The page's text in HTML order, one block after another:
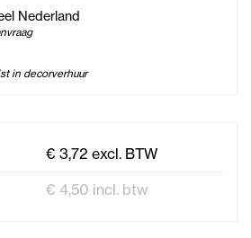
Nederland
in decorverhuur
€ 3,72 excl. BTW
€ 4,50 incl. btw